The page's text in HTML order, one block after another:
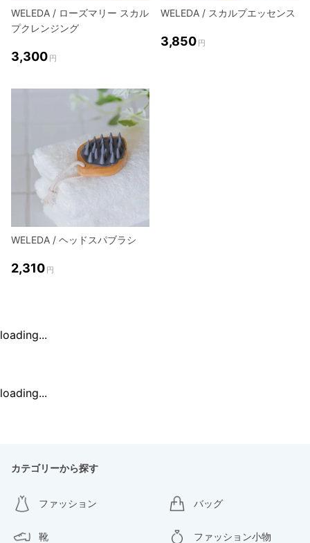
WELEDA / ローズマリー スカル
プクレンジング
3,300 円
WELEDA / スカルプエッセンス
3,850 円
WELEDA / ヘッドスパブラシ
2,310 円
loading...
loading...
カテゴリーから探す
ファッション バッグ
靴 ファッション小物